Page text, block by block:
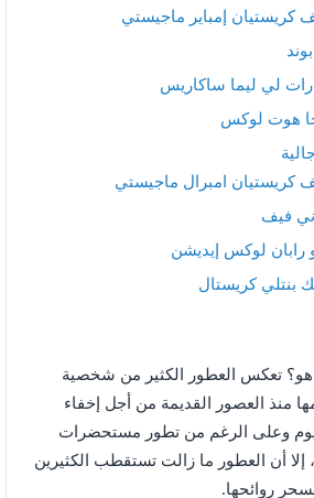
كريستيان إمباير ماجيستي
لي ليما ساكاريس
هوت لوكس
كريستيان امبرال ماجيستي
فيف
رابان لوكس إيديشن
بنتلي كريستال
هو؟ تعكس العطور الكثير من شخصية
منذ العصور القديمة من أجل إخفاء
اليوم وعلى الرغم من تطور مستحضرات
إلا أن العطور ما زالت تستقطب الكثيرين
روائحها.